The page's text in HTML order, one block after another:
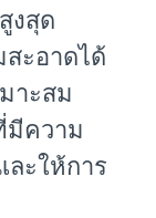
งสุด
ะอาดได้
าะสม
มีความ
ะให้การ